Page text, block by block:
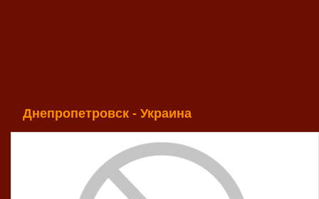
Днепропетровск - Украина